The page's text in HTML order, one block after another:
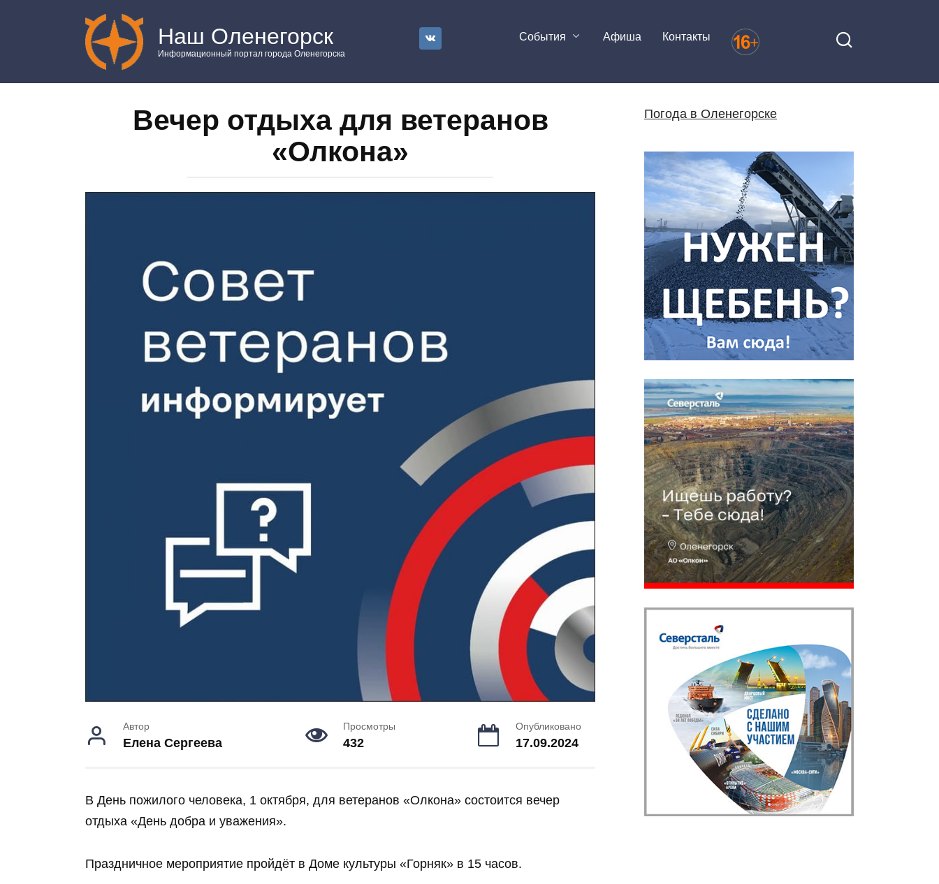
Наш Оленегорск
Информационный портал города Оленегорска
События Афиша Контакты
Вечер отдыха для ветеранов
«Олкона»
Автор
Елена Сергеева
Просмотры
432
Опубликовано
17.09.2024
В День пожилого человека, 1 октября, для ветеранов «Олкона» состоится вечер
отдыха «День добра и уважения».
Праздничное мероприятие пройдёт в Доме культуры «Горняк» в 15 часов.
Погода в Оленегорске